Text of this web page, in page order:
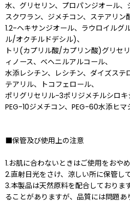
水、グリセリン、プロパンジオール、
スクワラン、ジメチコン、ステアリン
1.2-ヘキサンジオール、ラウロイルグ
ル/オクチルドデシル)、
トリ(カプリル酸/カプリン酸)グリセ
ィノース、ベヘニルアルコール、
水添レシチン、レシチン、ダイズステ
テアリル、トコフェロール、
ポリグリセリル-3ポリジメチルシロキ
PEG-10ジメチコン、PEG-60水添ヒ
■保管及び使用上の注意
1.お肌に合わないときはご使用をおやめ
2.直射日光をさけ、涼しい所に保管し
3.本製品は天然原料を配合しておりま
ることがありますが、品質には問題あ